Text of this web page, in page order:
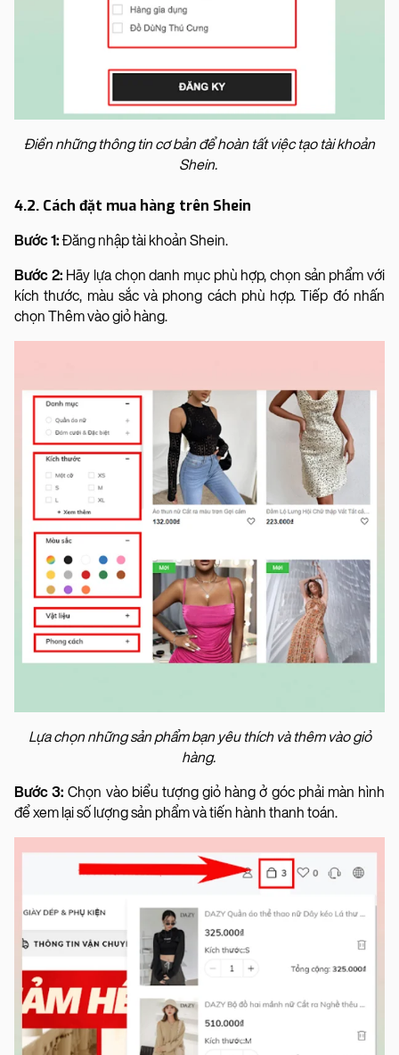
Điền những thông tin cơ bản để hoàn tất việc tạo tài khoản
Shein.
4.2. Cách đặt mua hàng trên Shein
Bước 1:Đăng nhập tài khoản Shein.
Bước 2: Hãy lựa chọn danh mục phù hợp, chọn sản phẩm với
kích thước, màu sắc và phong cách phù hợp. Tiếp đó nhấn
chọn Thêm vào giỏ hàng.
Lựa chọn những sản phẩm bạn yêu thích và thêm vào giỏ
hàng.
Bước 3:Chọn vào biểu tượng giỏ hàng ở góc phải màn hình
để xem lại số lượng sản phẩm và tiến hành thanh toán.